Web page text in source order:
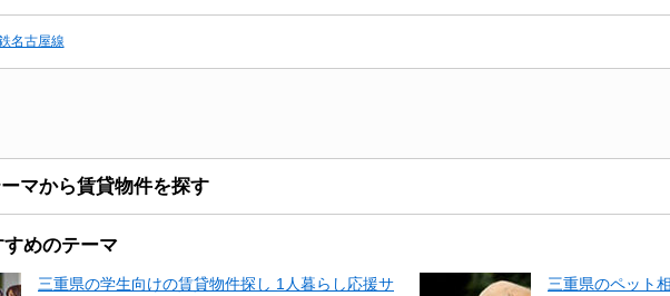
名古屋線
マから賃貸物件を探す
めのテーマ
三重県の学生向けの賃貸物件探し 1人暮らし応援サ
三重県のペット